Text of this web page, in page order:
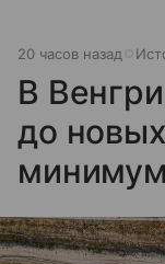
20 часов назад
В
до